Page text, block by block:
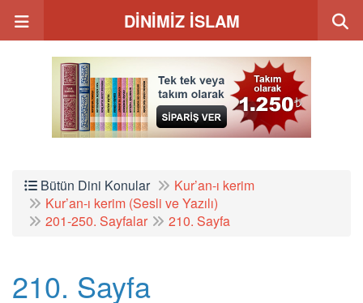
DİNİMİZ İSLAM
Bütün Dini Konular
Kur’an-ı kerim
Kur’an-ı kerim (Sesli ve Yazılı)
201-250. Sayfalar
210. Sayfa
210. Sayfa